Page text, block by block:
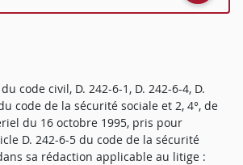
code civil, D. 242-6-1, D. 242-6-4, D.
code de la sécurité sociale et 2, 4°, de
du 16 octobre 1995, pris pour
D. 242-6-5 du code de la sécurité
sa rédaction applicable au litige :